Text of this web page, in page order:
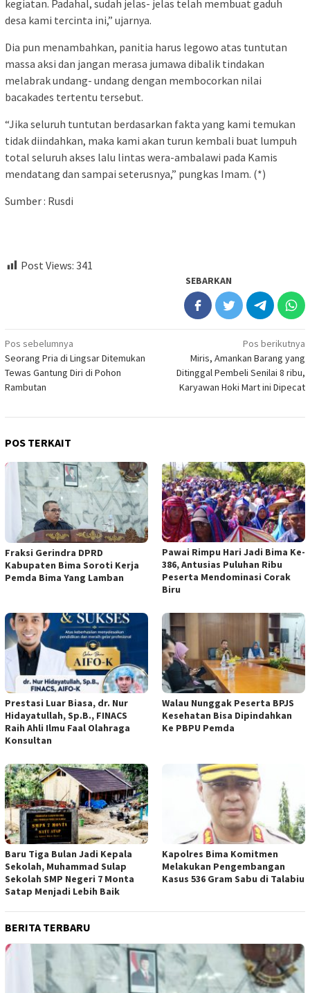
kegiatan. Padahal, sudah jelas- jelas telah membuat gaduh
desa kami tercinta ini,” ujarnya.
Dia pun menambahkan, panitia harus legowo atas tuntutan
massa aksi dan jangan merasa jumawa dibalik tindakan
melabrak undang- undang dengan membocorkan nilai
bacakades tertentu tersebut.
“Jika seluruh tuntutan berdasarkan fakta yang kami temukan
tidak diindahkan, maka kami akan turun kembali buat lumpuh
total seluruh akses lalu lintas wera-ambalawi pada Kamis
mendatang dan sampai seterusnya,” pungkas Imam. (*)
Sumber : Rusdi
Post Views: 341
SEBARKAN
Navigasi
pos
Pos sebelumnya
Seorang Pria di Lingsar Ditemukan
Tewas Gantung Diri di Pohon
Rambutan
Pos berikutnya
Miris, Amankan Barang yang
Ditinggal Pembeli Senilai 8 ribu,
Karyawan Hoki Mart ini Dipecat
POS TERKAIT
Fraksi Gerindra DPRD
Kabupaten Bima Soroti Kerja
Pemda Bima Yang Lamban
Pawai Rimpu Hari Jadi Bima Ke-
386, Antusias Puluhan Ribu
Peserta Mendominasi Corak
Biru
Prestasi Luar Biasa, dr. Nur
Hidayatullah, Sp.B., FINACS
Raih Ahli Ilmu Faal Olahraga
Konsultan
Walau Nunggak Peserta BPJS
Kesehatan Bisa Dipindahkan
Ke PBPU Pemda
Baru Tiga Bulan Jadi Kepala
Sekolah, Muhammad Sulap
Sekolah SMP Negeri 7 Monta
Satap Menjadi Lebih Baik
Kapolres Bima Komitmen
Melakukan Pengembangan
Kasus 536 Gram Sabu di Talabiu
BERITA TERBARU